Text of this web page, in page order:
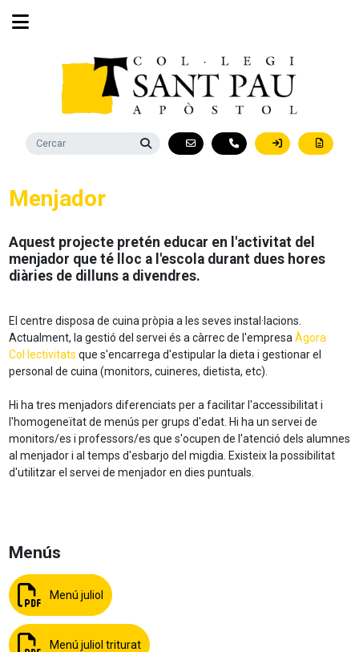
Menjador
Aquest projecte pretén educar en l'activitat del
menjador que té lloc a l'escola durant dues hores
diàries de dilluns a divendres.
El centre disposa de cuina pròpia a les seves instal·lacions.
Actualment, la gestió del servei és a càrrec de l'empresa Àgora
Col·lectivitats que s'encarrega d'estipular la dieta i gestionar el
personal de cuina (monitors, cuineres, dietista, etc).
Hi ha tres menjadors diferenciats per a facilitar l'accessibilitat i
l'homogeneïtat de menús per grups d'edat. Hi ha un servei de
monitors/es i professors/es que s'ocupen de l'atenció dels alumnes
al menjador i al temps d'esbarjo del migdia. Existeix la possibilitat
d'utilitzar el servei de menjador en dies puntuals.
Menús
Menú juliol
Menú juliol triturat